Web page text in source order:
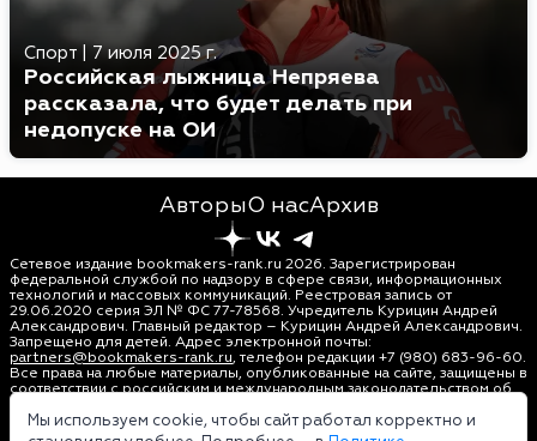
Мы используем cookie, чтобы сайт работал корректно и
Спорт 7 июля 2025 г.
Российская лыжница Непряева
рассказала, что будет делать при
недопуске на ОИ
АвторыО насАрхив
Сетевое издание bookmakers-rank.ru 2026. Зарегистрирован
федеральной службой по надзору в сфере связи, информационных
технологий и массовых коммуникаций. Реестровая запись от
29.06.2020 серия ЭЛ № ФС 77-78568. Учредитель Курицин Андрей
Александрович. Главный редактор – Курицин Андрей Александрович.
Запрещено для детей. Адрес электронной почты:
partners@bookmakers-rank.ru, телефон редакции +7 (980) 683-96-60.
Все права на любые материалы, опубликованные на сайте, защищены в
соответствии с российским и международным законодательством об
фото, аудио и видеоматериалов возможно только с согласия
правообладателя (bookmakers-rank.ru). Персональные данные (ФЗ